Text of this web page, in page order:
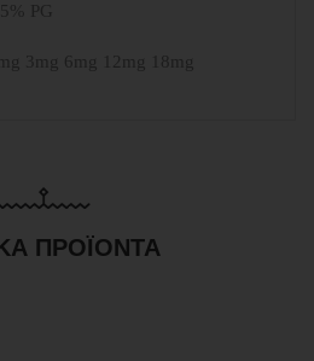
PG
3mg 6mg 12mg 18mg
ΠΡΟΪΌΝΤΑ